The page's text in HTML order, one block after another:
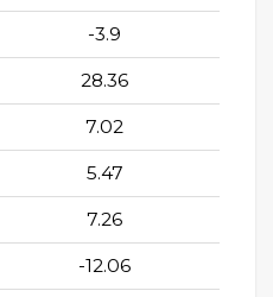
-3.9
28.36
7.02
5.47
7.26
-12.06